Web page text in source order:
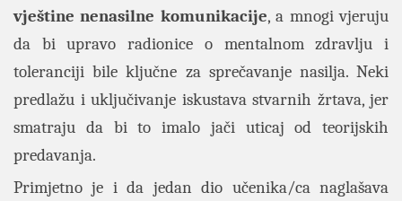
vještine nenasilne komunikacije, a mnogi vjeruju
da bi upravo radionice o mentalnom zdravlju i
toleranciji bile ključne za sprečavanje nasilja. Neki
predlažu i uključivanje iskustava stvarnih žrtava, jer
smatraju da bi to imalo jači uticaj od teorijskih
predavanja.
Primjetno je i da jedan dio učenika/ca naglašava